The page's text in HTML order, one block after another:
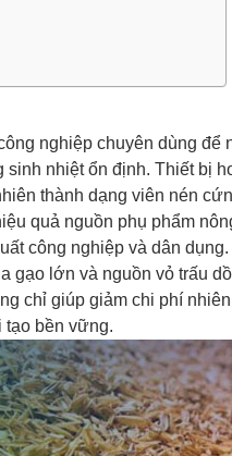
nghiệp chuyên dùng
sinh nhiệt ổn định. Thiết bị
thành dạng viên nén
quả nguồn phụ phẩm
công nghiệp và dân dụng.
gạo lớn và nguồn vỏ trấu
chỉ giúp giảm chi phí
bền vững.